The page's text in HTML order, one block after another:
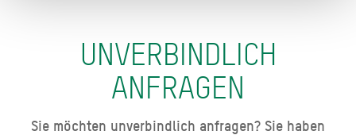
UNVERBINDLICH
ANFRAGEN
Sie möchten unverbindlich anfragen? Sie haben